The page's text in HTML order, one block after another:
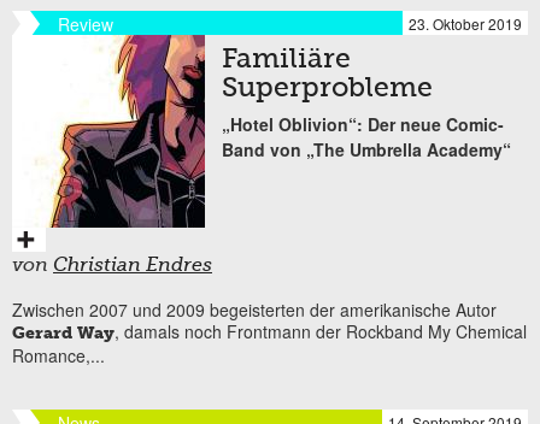
Review 23. Oktober 2019
Familiäre
Superprobleme
„Hotel Oblivion“: Der neue Comic-
Band von „The Umbrella Academy“
von Christian Endres
Zwischen 2007 und 2009 begeisterten der amerikanische Autor
Gerard Way, damals noch Frontmann der Rockband My Chemical
Romance,...